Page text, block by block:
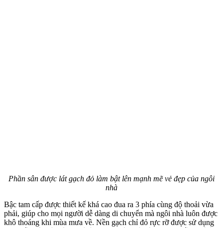
Phần sân được lát gạch đỏ làm bật lên mạnh mẽ vẻ đẹp của ngôi
nhà
Bậc tam cấp được thiết kế khá cao đua ra 3 phía cùng độ thoải vừa
phải, giúp cho mọi người dễ dàng di chuyển mà ngôi nhà luôn được
khô thoáng khi mùa mưa về. Nền gạch chỉ đỏ rực rỡ được sử dụng